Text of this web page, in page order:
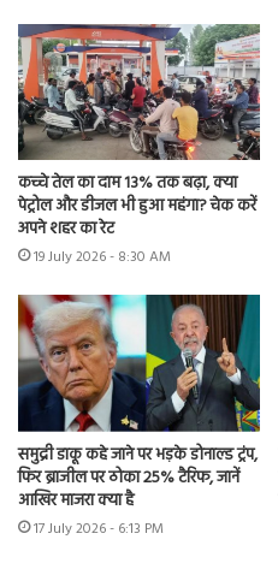
कच्चे तेल का दाम 13% तक बढ़ा, क्या
पेट्रोल और डीजल भी हुआ महंगा? चेक करें
अपने शहर का रेट
19 July 2026 - 8:30 AM
समुद्री डाकू कहे जाने पर भड़के डोनाल्ड ट्रंप,
फिर ब्राजील पर ठोका 25% टैरिफ, जानें
आखिर माजरा क्या है
17 July 2026 - 6:13 PM